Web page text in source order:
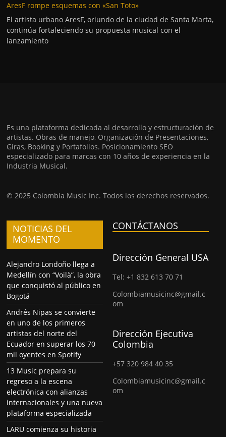
AresF rompe esquemas con «San Toto»
El artista urbano AresF, oriundo de la ciudad de Santa Marta,
continúa fortaleciendo su propuesta musical con el
lanzamiento
Es una plataforma dedicada al desarrollo y estructuración de
artistas. Obras de manejo, Organización de Presentaciones,
Giras, Booking y Portafolios. Posicionamiento SEO
especializado para marcas con 10 años de experiencia en la
Industria Musical.
© 2025 Colombia Music Inc. Todos los derechos reservados.
NOTICIAS DEL
MOMENTO
Alejandro Londoño llega a
Medellín con “Voilà”, la obra
que conquistó al público en
Bogotá
Andrés Nipas se convierte
en uno de los primeros
artistas del norte del
Ecuador en superar los 70
mil oyentes en Spotify
13 Music prepara su
regreso a la escena
electrónica con alianzas
internacionales y una nueva
plataforma especializada
LARU comienza su historia
CONTÁCTANOS
Dirección General USA
Tel: +1 832 613 70 71
Colombiamusicinc@gmail.c
om
Dirección Ejecutiva
Colombia
+57 320 984 40 35
Colombiamusicinc@gmail.c
om